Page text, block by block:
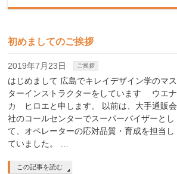
初めましてのご挨拶
2019年7月23日 ご挨拶
はじめまして 広島でキレイデザイン学のマス
ターインストラクターをしています ウエナ
カ ヒロエと申します。 以前は、大手通販会
社のコールセンターでスーパーバイザーとし
て、オペレーターの応対品質・育成を担当し
ていました。 …
この記事を読む